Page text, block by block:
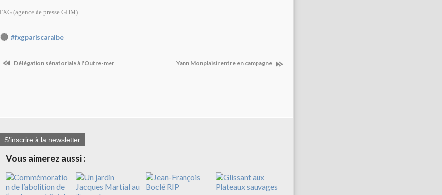
FXG (agence de presse GHM)
#fxgpariscaraibe
Délégation sénatoriale à l'Outre-mer Yann Monplaisir entre en campagne
S'inscrire à la newsletter
Vous aimerez aussi :